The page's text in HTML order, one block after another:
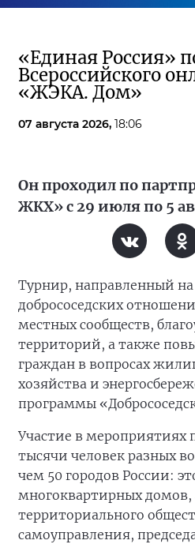
«Единая Россия»
Всероссийского
«ЖЭКА. Дом»
07 августа 2026, 18:06
Он проходил по
ЖКХ» с 29 июля по 5
Турнир, направленный
добрососедских
местных сообществ,
территорий, а также
граждан в вопросах
хозяйства и
программы
Участие в мероприятиях
тысячи человек разных
чем 50 городов России:
многоквартирных
территориального
самоуправления,